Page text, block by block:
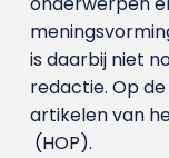
is daarbij niet
redactie. Op
artikelen van
(HOP).